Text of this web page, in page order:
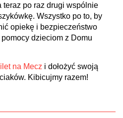
teraz po raz drugi wspólnie
Wszystko po to, by
opiekę i bezpieczeństwo
dzieciom z Domu
na Mecz i dołożyć swoją
Kibicujmy razem!